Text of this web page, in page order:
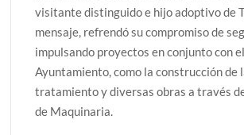
visitante distinguido e hijo adoptivo de
mensaje, refrendó su compromiso de
impulsando proyectos en conjunto con el
Ayuntamiento, como la construcción de
tratamiento y diversas obras a través
de Maquinaria.